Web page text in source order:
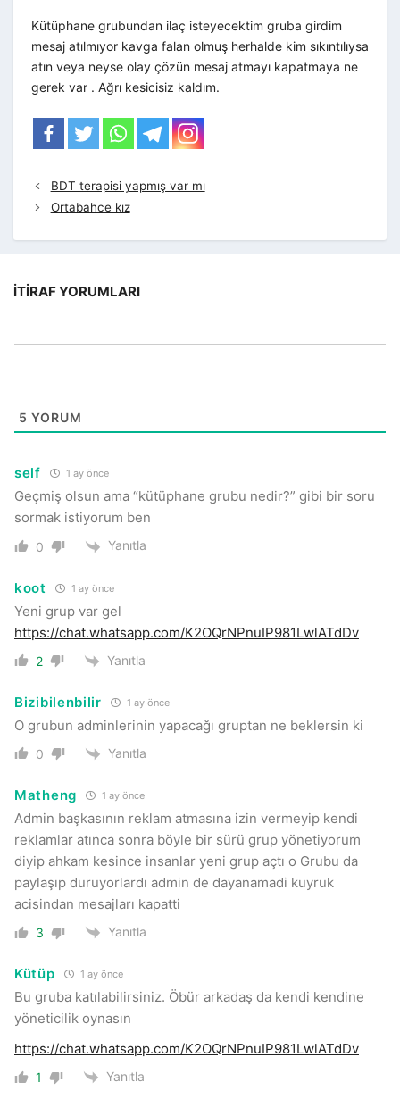
Kütüphane grubundan ilaç isteyecektim gruba girdim
mesaj atılmıyor kavga falan olmuş herhalde kim sıkıntılıysa
atın veya neyse olay çözün mesaj atmayı kapatmaya ne
gerek var . Ağrı kesicisiz kaldım.
BDT terapisi yapmış var mı
Ortabahce kız
İTIRAF YORUMLARI
5 YORUM
self 1 ay önce
Geçmiş olsun ama “kütüphane grubu nedir?” gibi bir soru
sormak istiyorum ben
0 Yanıtla
koot 1 ay önce
Yeni grup var gel
https://chat.whatsapp.com/K2OQrNPnuIP981LwlATdDv
2 Yanıtla
Bizibilenbilir 1 ay önce
O grubun adminlerinin yapacağı gruptan ne beklersin ki
0 Yanıtla
Matheng 1 ay önce
Admin başkasının reklam atmasına izin vermeyip kendi
reklamlar atınca sonra böyle bir sürü grup yönetiyorum
diyip ahkam kesince insanlar yeni grup açtı o Grubu da
paylaşıp duruyorlardı admin de dayanamadi kuyruk
acisindan mesajları kapatti
3 Yanıtla
Kütüp 1 ay önce
Bu gruba katılabilirsiniz. Öbür arkadaş da kendi kendine
yöneticilik oynasın
https://chat.whatsapp.com/K2OQrNPnuIP981LwlATdDv
1 Yanıtla